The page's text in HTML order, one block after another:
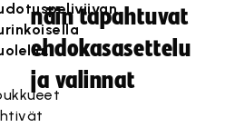
näin tapahtuvat
ehdokasasettelu
ja valinnat